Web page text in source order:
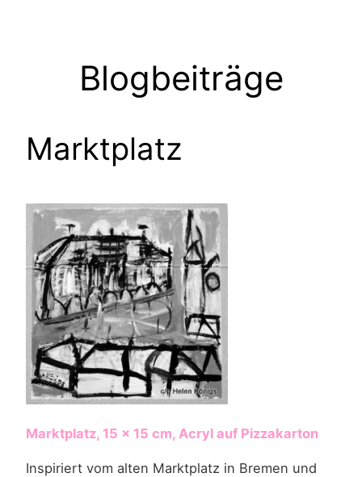
Blogbeiträge
Marktplatz
Marktplatz, 15 x 15 cm, Acryl auf Pizzakarton
Inspiriert vom alten Marktplatz in Bremen und